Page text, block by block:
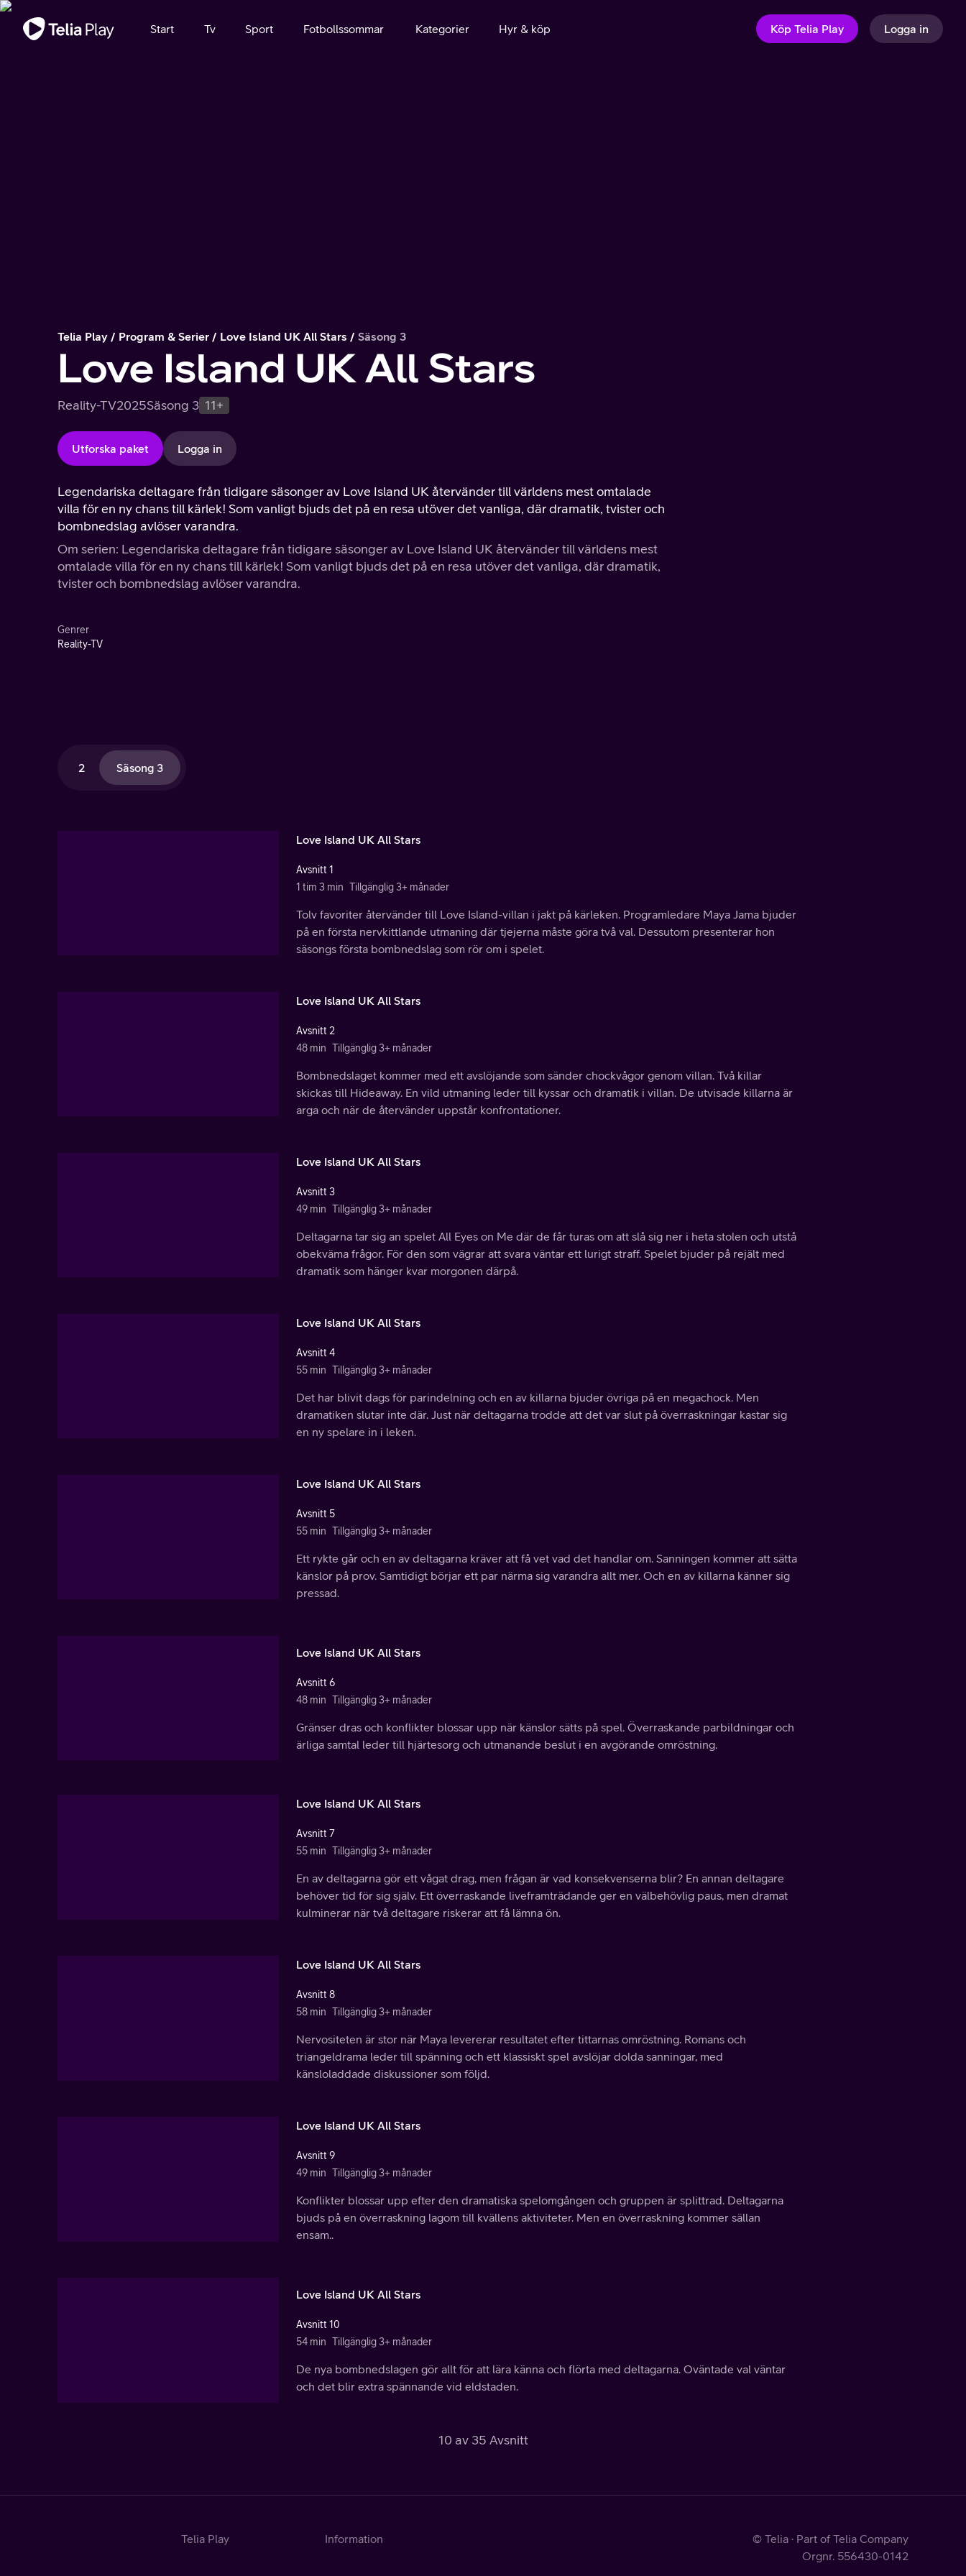
Viktigt meddelande
Start Tv Sport Fotbollssommar Kategorier Hyr & köp Köp Telia Play Logga in
Telia Play Program & Serier Love Island UK All Stars Säsong 3
Love Island UK All Stars
Reality-TV2025Säsong 3 11+
Utforska paket Logga in
Legendariska deltagare från tidigare säsonger av Love Island UK återvänder till världens mest omtalade
villa för en ny chans till kärlek! Som vanligt bjuds det på en resa utöver det vanliga, där dramatik, tvister och
bombnedslag avlöser varandra.
Om serien: Legendariska deltagare från tidigare säsonger av Love Island UK återvänder till världens mest
omtalade villa för en ny chans till kärlek! Som vanligt bjuds det på en resa utöver det vanliga, där dramatik,
tvister och bombnedslag avlöser varandra.
Genrer
Reality-TV
2 Säsong 3
Love Island UK All Stars
Avsnitt 1
1 tim 3 min Tillgänglig 3+ månader
Tolv favoriter återvänder till Love Island-villan i jakt på kärleken. Programledare Maya Jama bjuder
på en första nervkittlande utmaning där tjejerna måste göra två val. Dessutom presenterar hon
säsongs första bombnedslag som rör om i spelet.
Love Island UK All Stars
Avsnitt 2
48 min Tillgänglig 3+ månader
Bombnedslaget kommer med ett avslöjande som sänder chockvågor genom villan. Två killar
skickas till Hideaway. En vild utmaning leder till kyssar och dramatik i villan. De utvisade killarna är
arga och när de återvänder uppstår konfrontationer.
Love Island UK All Stars
Avsnitt 3
49 min Tillgänglig 3+ månader
Deltagarna tar sig an spelet All Eyes on Me där de får turas om att slå sig ner i heta stolen och utstå
obekväma frågor. För den som vägrar att svara väntar ett lurigt straff. Spelet bjuder på rejält med
dramatik som hänger kvar morgonen därpå.
Love Island UK All Stars
Avsnitt 4
55 min Tillgänglig 3+ månader
Det har blivit dags för parindelning och en av killarna bjuder övriga på en megachock. Men
dramatiken slutar inte där. Just när deltagarna trodde att det var slut på överraskningar kastar sig
en ny spelare in i leken.
Love Island UK All Stars
Avsnitt 5
55 min Tillgänglig 3+ månader
Ett rykte går och en av deltagarna kräver att få vet vad det handlar om. Sanningen kommer att sätta
känslor på prov. Samtidigt börjar ett par närma sig varandra allt mer. Och en av killarna känner sig
pressad.
Love Island UK All Stars
Avsnitt 6
48 min Tillgänglig 3+ månader
Gränser dras och konflikter blossar upp när känslor sätts på spel. Överraskande parbildningar och
ärliga samtal leder till hjärtesorg och utmanande beslut i en avgörande omröstning.
Love Island UK All Stars
Avsnitt 7
55 min Tillgänglig 3+ månader
En av deltagarna gör ett vågat drag, men frågan är vad konsekvenserna blir? En annan deltagare
behöver tid för sig själv. Ett överraskande liveframträdande ger en välbehövlig paus, men dramat
kulminerar när två deltagare riskerar att få lämna ön.
Love Island UK All Stars
Avsnitt 8
58 min Tillgänglig 3+ månader
Nervositeten är stor när Maya levererar resultatet efter tittarnas omröstning. Romans och
triangeldrama leder till spänning och ett klassiskt spel avslöjar dolda sanningar, med
känsloladdade diskussioner som följd.
Love Island UK All Stars
Avsnitt 9
49 min Tillgänglig 3+ månader
Konflikter blossar upp efter den dramatiska spelomgången och gruppen är splittrad. Deltagarna
bjuds på en överraskning lagom till kvällens aktiviteter. Men en överraskning kommer sällan
ensam..
Love Island UK All Stars
Avsnitt 10
54 min Tillgänglig 3+ månader
De nya bombnedslagen gör allt för att lära känna och flörta med deltagarna. Oväntade val väntar
och det blir extra spännande vid eldstaden.
10 av 35 Avsnitt
Telia Play
Information
© Telia · Part of Telia Company
Orgnr. 556430-0142